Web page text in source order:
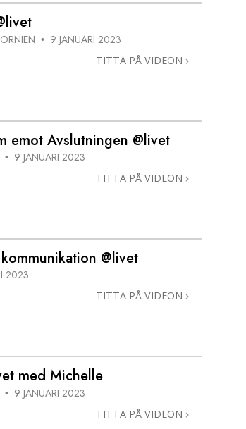
• 9 JANUARI 2023
TITTA PÅ VIDEON
emot Avslutningen @livet
• 9 JANUARI 2023
TITTA PÅ VIDEON
@livet
2023
TITTA PÅ VIDEON
med Michelle
• 9 JANUARI 2023
TITTA PÅ VIDEON